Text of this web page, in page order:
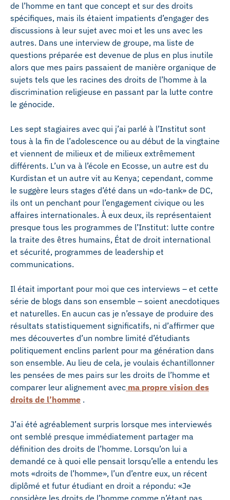
de l’homme en tant que concept et sur des droits
spécifiques, mais ils étaient impatients d’engager des
discussions à leur sujet avec moi et les uns avec les
autres. Dans une interview de groupe, ma liste de
questions préparée est devenue de plus en plus inutile
alors que mes pairs passaient de manière organique de
sujets tels que les racines des droits de l’homme à la
discrimination religieuse en passant par la lutte contre
le génocide.
Les sept stagiaires avec qui j’ai parlé à l’Institut sont
tous à la fin de l’adolescence ou au début de la vingtaine
et viennent de milieux et de milieux extrêmement
différents. L’un va à l’école en Ecosse, un autre est du
Kurdistan et un autre vit au Kenya; cependant, comme
le suggère leurs stages d’été dans un «do-tank» de DC,
ils ont un penchant pour l’engagement civique ou les
affaires internationales. À eux deux, ils représentaient
presque tous les programmes de l’Institut: lutte contre
la traite des êtres humains, État de droit international
et sécurité, programmes de leadership et
communications.
Il était important pour moi que ces interviews – et cette
série de blogs dans son ensemble – soient anecdotiques
et naturelles. En aucun cas je n’essaye de produire des
résultats statistiquement significatifs, ni d’affirmer que
mes découvertes d’un nombre limité d’étudiants
politiquement enclins parlent pour ma génération dans
son ensemble. Au lieu de cela, je voulais échantillonner
les pensées de mes pairs sur les droits de l’homme et
comparer leur alignement avec ma propre vision des
droits de l’homme .
J’ai été agréablement surpris lorsque mes interviewés
ont semblé presque immédiatement partager ma
définition des droits de l’homme. Lorsqu’on lui a
demandé ce à quoi elle pensait lorsqu’elle a entendu les
mots «droits de l’homme», l’un d’entre eux, un récent
diplômé et futur étudiant en droit a répondu: «Je
considère les droits de l’homme comme n’étant pas